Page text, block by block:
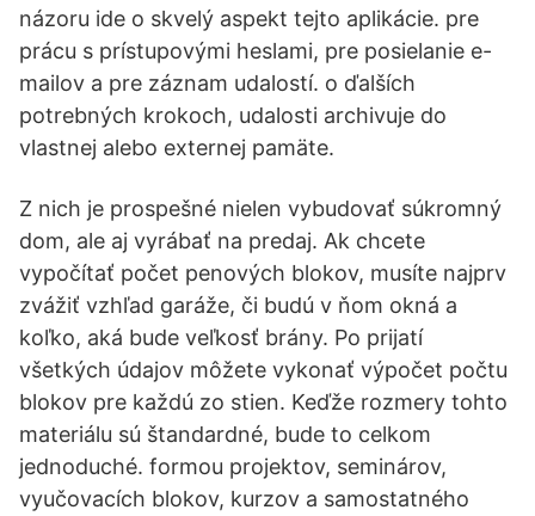
názoru ide o skvelý aspekt tejto aplikácie. pre
prácu s prístupovými heslami, pre posielanie e-
mailov a pre záznam udalostí. o ďalších
potrebných krokoch, udalosti archivuje do
vlastnej alebo externej pamäte.
Z nich je prospešné nielen vybudovať súkromný
dom, ale aj vyrábať na predaj. Ak chcete
vypočítať počet penových blokov, musíte najprv
zvážiť vzhľad garáže, či budú v ňom okná a
koľko, aká bude veľkosť brány. Po prijatí
všetkých údajov môžete vykonať výpočet počtu
blokov pre každú zo stien. Keďže rozmery tohto
materiálu sú štandardné, bude to celkom
jednoduché. formou projektov, seminárov,
vyučovacích blokov, kurzov a samostatného